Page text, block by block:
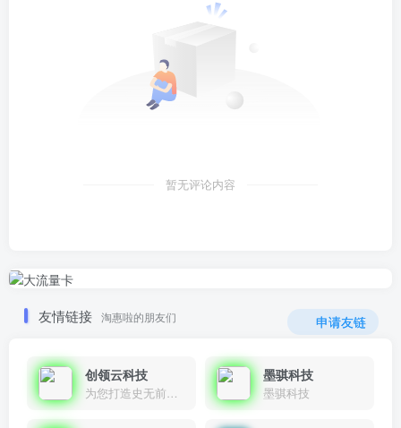
暂无评论内容
友情链接 淘惠啦的朋友们 申请友链
创领云科技
为您打造史无前例的应用产品带您认识新时代产品的创新
墨骐科技
墨骐科技